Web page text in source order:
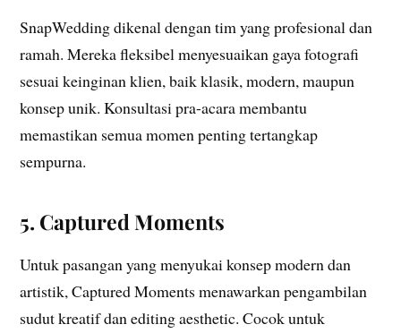
SnapWedding dikenal dengan tim yang profesional dan
ramah. Mereka fleksibel menyesuaikan gaya fotografi
sesuai keinginan klien, baik klasik, modern, maupun
konsep unik. Konsultasi pra-acara membantu
memastikan semua momen penting tertangkap
sempurna.
5. Captured Moments
Untuk pasangan yang menyukai konsep modern dan
artistik, Captured Moments menawarkan pengambilan
sudut kreatif dan editing aesthetic. Cocok untuk